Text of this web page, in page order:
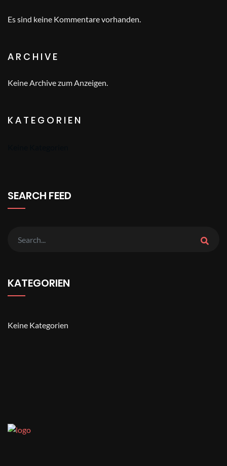
Es sind keine Kommentare vorhanden.
ARCHIVE
Keine Archive zum Anzeigen.
KATEGORIEN
SEARCH FEED
KATEGORIEN
Keine Kategorien